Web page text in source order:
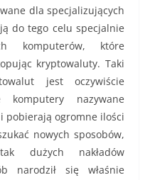
dla specjalizujących
do tego celu specjalnie
komputerów, które
kryptowaluty. Taki
jest oczywiście
komputery nazywane
pobierają ogromne ilości
nowych sposobów,
dużych nakładów
narodził się właśnie